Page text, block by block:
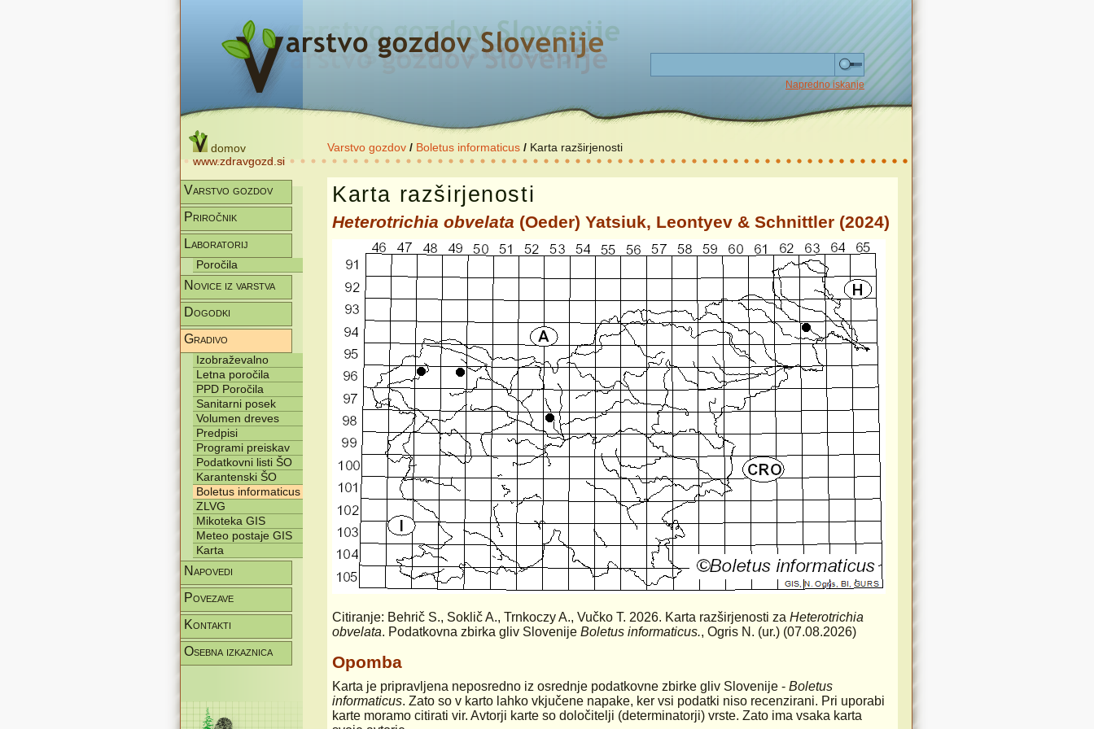
Napredno iskanje
domov
www.zdravgozd.si
Varstvo gozdov / Boletus informaticus / Karta razširjenosti
Varstvo gozdov
Priročnik
Laboratorij
Poročila
Novice iz varstva
Dogodki
Gradivo
Izobraževalno
Letna poročila
PPD Poročila
Sanitarni posek
Volumen dreves
Predpisi
Programi preiskav
Podatkovni listi ŠO
Karantenski ŠO
Boletus informaticus
ZLVG
Mikoteka GIS
Meteo postaje GIS
Karta
Napovedi
Povezave
Kontakti
Osebna izkaznica
Karta razširjenosti
Heterotrichia obvelata (Oeder) Yatsiuk, Leontyev & Schnittler (2024)
Citiranje: Behrič S., Soklič A., Trnkoczy A., Vučko T. 2026. Karta razširjenosti za Heterotrichia
obvelata. Podatkovna zbirka gliv Slovenije Boletus informaticus., Ogris N. (ur.) (07.08.2026)
Opomba
Karta je pripravljena neposredno iz osrednje podatkovne zbirke gliv Slovenije - Boletus
informaticus. Zato so v karto lahko vkjučene napake, ker vsi podatki niso recenzirani. Pri uporabi
karte moramo citirati vir. Avtorji karte so določitelji (determinatorji) vrste. Zato ima vsaka karta